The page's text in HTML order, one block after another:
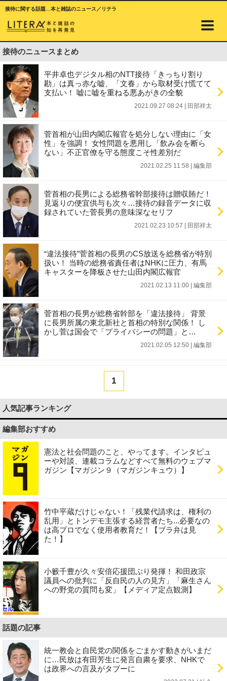
接待に関する話題…本と雑誌のニュース／リテラ
接待のニュースまとめ
平井卓也デジタル相のNTT接待「きっちり割り
勘」は真っ赤な嘘、「文春」から取材受け慌てて
支払い！ 嘘に嘘を重ねる悪あがきの全貌
2021.09.27 08:24 田部祥太
菅首相が山田内閣広報官を処分しない理由に「女
性」を強調！ 女性問題を悪用し「飲み会を断ら
ない」不正官僚を守る態度こそ性差別だ
2021.02.25 11:58 編集部
菅首相の長男による総務省幹部接待は贈収賄だ！
見返りの便宜供与も次々…接待の録音データに収
録されていた菅長男の意味深なセリフ
2021.02.23 10:57 田部祥太
“違法接待”菅首相の長男のCS放送を総務省が特別
扱い！ 当時の総務省責任者はNHKに圧力、有馬
キャスターを降板させた山田内閣広報官
2021.02.13 11:00 編集部
菅首相の長男が総務省幹部を「違法接待」 背景
に長男所属の東北新社と首相の特別な関係！ し
かし菅は国会で「プライバシーの問題」と…
2021.02.05 12:50 編集部
1
人気記事ランキング
編集部おすすめ
憲法と社会問題のこと、やってます。インタビュ
ーや対談、連載コラムなどすべて無料のウェブマ
ガジン【マガジン９（マガジンキュウ）】
竹中平蔵だけじゃない！「残業代請求は、権利の
乱用」とトンデモ主張する経営者たち...必要なの
は高プロでなく使用者教育だ！【ブラ弁は見
た！】
小籔千豊が久々安倍応援団ぶり発揮！ 和田政宗
議員への批判に「反自民の人の見方」「麻生さん
への野党の質問も変」【メディア定点観測】
話題の記事
統一教会と自民党の関係をごまかす動きがいまだ
に…民放は有田芳生に発言自粛を要求、NHKで
は政界への言及がタブーに